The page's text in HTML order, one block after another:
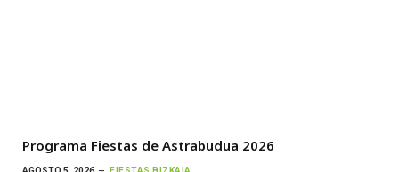
Programa Fiestas de Astrabudua 2026